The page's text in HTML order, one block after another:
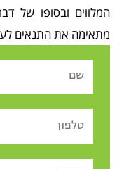
המלווים ובסופו של
מתאימה את התנאים